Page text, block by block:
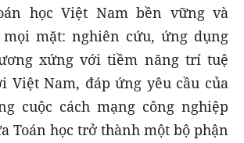
học Việt Nam bền vững và
mặt: nghiên cứu, ứng dụng
xứng với tiềm năng trí tuệ
Việt Nam, đáp ứng yêu cầu của
cuộc cách mạng công nghiệp
Toán học trở thành một bộ phận